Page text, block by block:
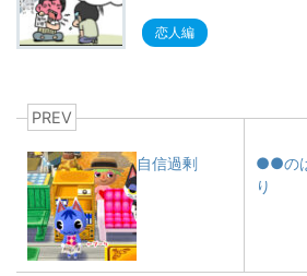
恋人編
PREV
自信過剰
●●の
り